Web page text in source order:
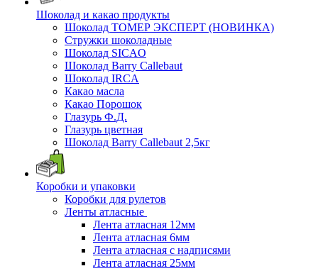
Шоколад и какао продукты
Шоколад ТОМЕР ЭКСПЕРТ (НОВИНКА)
Стружки шоколадные
Шоколад SICAO
Шоколад Barry Callebaut
Шоколад IRCA
Какао масла
Какао Порошок
Глазурь Ф.Д.
Глазурь цветная
Шоколад Barry Callebaut 2,5кг
Коробки и упаковки
Коробки для рулетов
Ленты атласные
Лента атласная 12мм
Лента атласная 6мм
Лента атласная с надписями
Лента атласная 25мм